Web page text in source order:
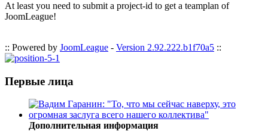
At least you need to submit a project-id to get a teamplan of
JoomLeague!
:: Powered by JoomLeague - Version 2.92.222.b1f70a5 ::
Первые лица
Дополнительная информация